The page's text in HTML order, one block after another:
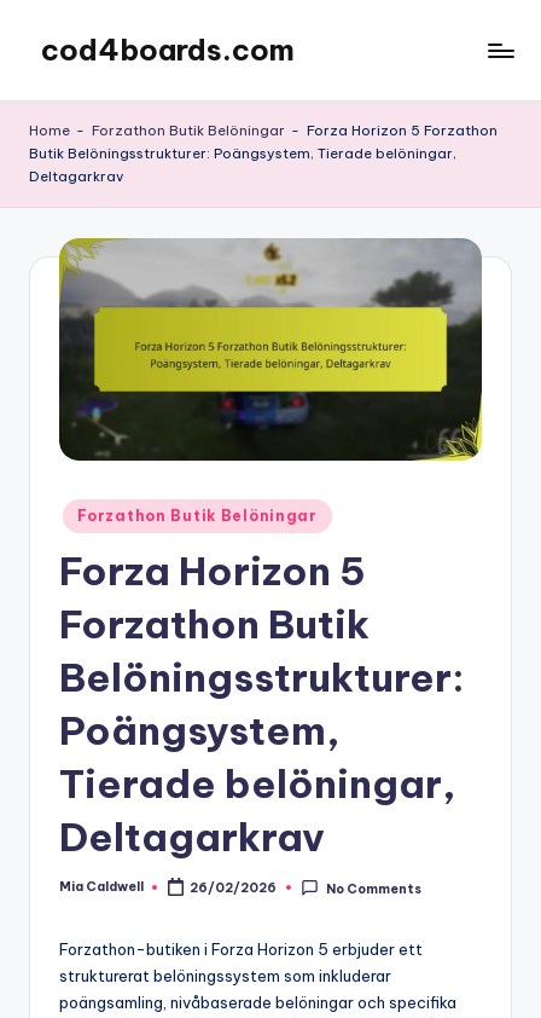
content
cod4boards.com
Home - Forzathon Butik Belöningar - Forza Horizon 5 Forzathon
Butik Belöningsstrukturer: Poängsystem, Tierade belöningar,
Deltagarkrav
Posted
in
Forzathon Butik Belöningar
Forza Horizon 5
Forzathon Butik
Belöningsstrukturer:
Poängsystem,
Tierade belöningar,
Deltagarkrav
Posted
Mia Caldwell 26/02/2026 No Comments
Forzathon-butiken i Forza Horizon 5 erbjuder ett
strukturerat belöningssystem som inkluderar
poängsamling, nivåbaserade belöningar och specifika